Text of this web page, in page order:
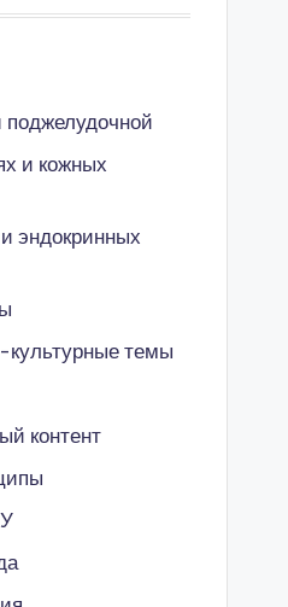
и кожных
эндокринных
темы
контент